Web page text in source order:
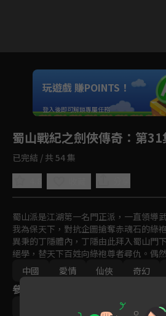
Unmute
如有不便請見諒
玩遊戲 賺POINTS！
登入後即可解鎖專屬任務
蜀山戰紀之劍俠傳奇 ：第
已完結 / 共 54 集
蜀山派是江湖第一名門正派，一直領導
我為保天下，對抗企圖搶奪赤魂石的綠
異秉的丁隱體內，丁隱由此拜入蜀山門
絕學，替天下百姓向綠袍尊者尋仇。偶
無心竟然與他逝去的愛妻長得一模一樣
山劍派內部亦暗流涌動，一場武林浩劫
中國
愛情 仙俠 奇幻
參與演員
吳奇隆